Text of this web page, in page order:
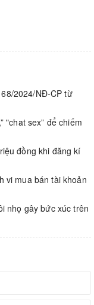
2024/NĐ-CP từ
"chat sex” để chiếm
đồng khi đăng kí
vi mua bán tài khoản
nhọ gây bức xúc trên